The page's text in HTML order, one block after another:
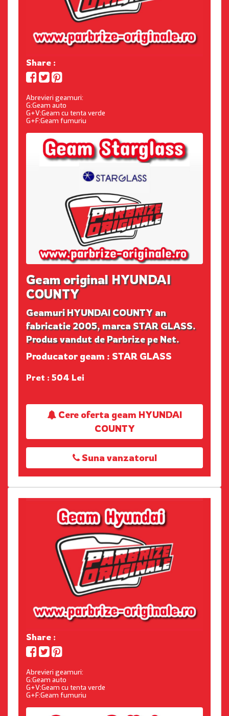
Share :
Abrevieri geamuri:
G:Geam auto
G+V:Geam cu tenta verde
G+F:Geam fumuriu
Geam original HYUNDAI
COUNTY
Geamuri HYUNDAI COUNTY an
fabricatie 2005, marca STAR GLASS.
Produs vandut de Parbrize pe Net.
Producator geam : STAR GLASS
Pret : 504 Lei
Cere oferta geam HYUNDAI
COUNTY
Suna vanzatorul
Share :
Abrevieri geamuri:
G:Geam auto
G+V:Geam cu tenta verde
G+F:Geam fumuriu